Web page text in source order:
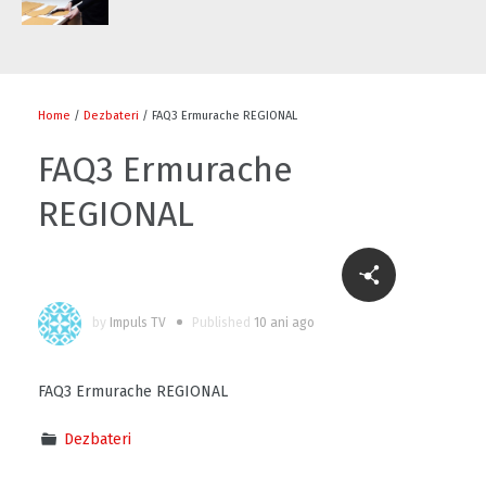
Progresul și parteneriatul, suport pentru
dezvoltarea economică
Emisiunea ALTERNATIVE – motor pentru
Home / Dezbateri / FAQ3 Ermurache REGIONAL
FAQ3 Ermurache
REGIONAL
by Impuls TV Published 10 ani ago
FAQ3 Ermurache REGIONAL
Dezbateri